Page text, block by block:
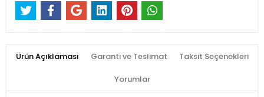
Ürün Açıklaması Garanti ve Teslimat Taksit Seçenekleri
Yorumlar